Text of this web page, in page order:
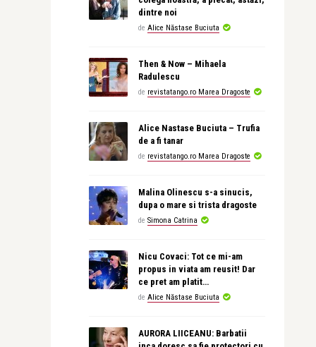
dintre noi
de Alice Năstase Buciuta
Then & Now – Mihaela
Radulescu
de revistatango.ro Marea Dragoste
Alice Nastase Buciuta – Trufia
de a fi tanar
de revistatango.ro Marea Dragoste
Malina Olinescu s-a sinucis,
dupa o mare si trista dragoste
de Simona Catrina
Nicu Covaci: Tot ce mi-am
propus in viata am reusit! Dar
ce pret am platit…
de Alice Năstase Buciuta
AURORA LIICEANU: Barbatii